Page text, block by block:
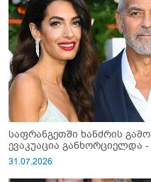
საფრანგეთში ხანძრის
ევაკუაცია განხორციელდა
31.07.2026